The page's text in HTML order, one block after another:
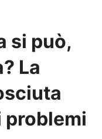
si può,
La
problemi